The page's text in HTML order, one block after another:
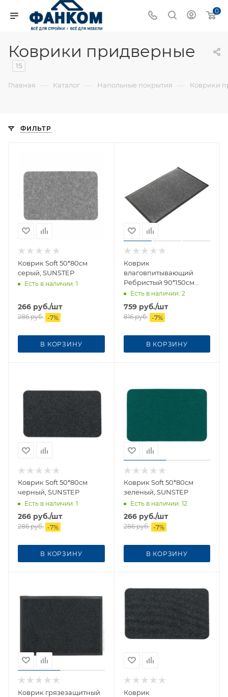
0
Коврики придверные
15
Главная — Каталог — Напольные покрытия — Коврики
ФИЛЬТР
Коврик Soft 50*80см
серый, SUNSTEP
Есть в наличии: 1
266 руб./шт
286руб. -7%
В КОРЗИНУ
Коврик
влаговпитывающий
Ребристый 90*150см
серый
Есть в наличии: 2
759руб./шт
816руб. -7%
В КОРЗИНУ
Коврик Soft 50*80см
черный, SUNSTEP
Есть в наличии: 1
266 руб./шт
286руб. -7%
В КОРЗИНУ
Коврик Soft 50*80см
зеленый, SUNSTEP
Есть в наличии: 12
266руб./шт
286руб. -7%
В КОРЗИНУ
Коврик грязезащитный
Коврик